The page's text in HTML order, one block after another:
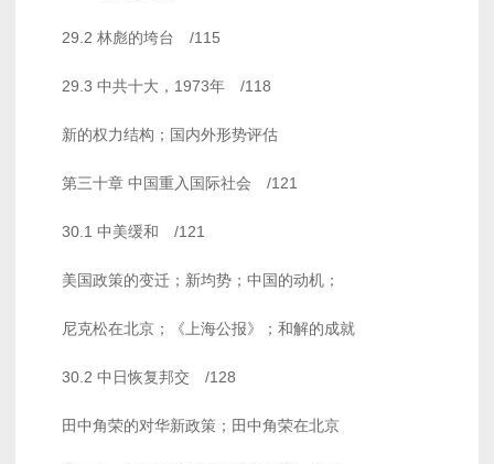
29.2 林彪的垮台 /115
29.3 中共十大，1973年 /118
新的权力结构；国内外形势评估
第三十章 中国重入国际社会 /121
30.1 中美缓和 /121
美国政策的变迁；新均势；中国的动机；
尼克松在北京；《上海公报》；和解的成就
30.2 中日恢复邦交 /128
田中角荣的对华新政策；田中角荣在北京